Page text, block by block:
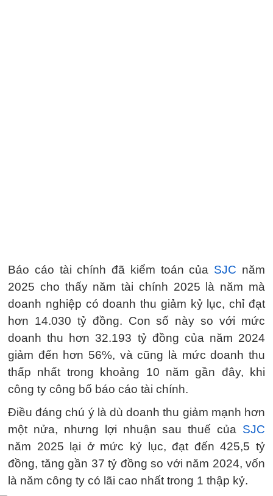
Báo cáo tài chính đã kiểm toán của SJC năm
2025 cho thấy năm tài chính 2025 là năm mà
doanh nghiệp có doanh thu giảm kỷ lục, chỉ đạt
hơn 14.030 tỷ đồng. Con số này so với mức
doanh thu hơn 32.193 tỷ đồng của năm 2024
giảm đến hơn 56%, và cũng là mức doanh thu
thấp nhất trong khoảng 10 năm gần đây, khi
công ty công bố báo cáo tài chính.
Điều đáng chú ý là dù doanh thu giảm mạnh hơn
một nửa, nhưng lợi nhuận sau thuế của SJC
năm 2025 lại ở mức kỷ lục, đạt đến 425,5 tỷ
đồng, tăng gần 37 tỷ đồng so với năm 2024, vốn
là năm công ty có lãi cao nhất trong 1 thập kỷ.